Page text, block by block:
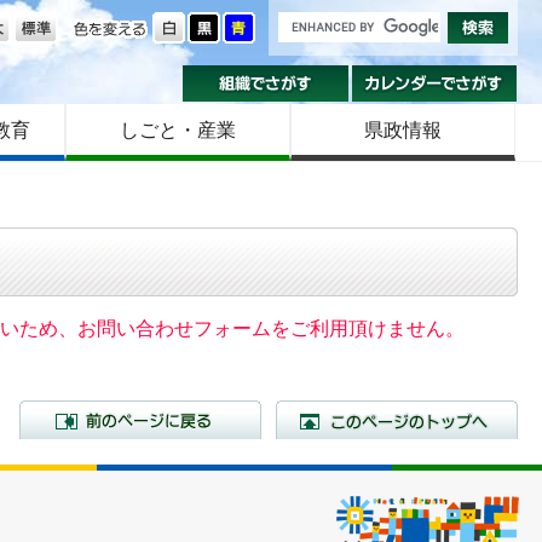
色を変える
大きさ
組織でさがす
育 しごと・産業 県政情報
ため、お問い合わせフォームをご利用頂けません。
前のページに戻る